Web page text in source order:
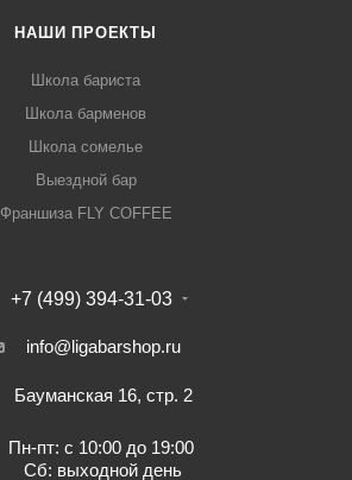
НАШИ ПРОЕКТЫ
Школа бариста
Школа барменов
Школа сомелье
Выездной бар
Франшиза FLY COFFEE
+7 (499) 394-31-03
info@ligabarshop.ru
Бауманская 16, стр. 2
Пн-пт: с 10:00 до 19:00
Сб: выходной день